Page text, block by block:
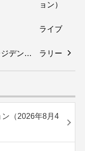
ジデン…
（2026年8月4